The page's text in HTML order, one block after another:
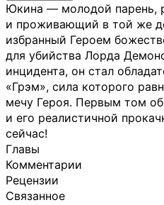
Юкина — молодой парень,
и проживающий в той же
избранный Героем
для убийства Лорда
инцидента, он стал
«Грэм», сила которого
мечу Героя. Первым том
и его реалистичной
сейчас!
Главы
Комментарии
Рецензии
Связанное